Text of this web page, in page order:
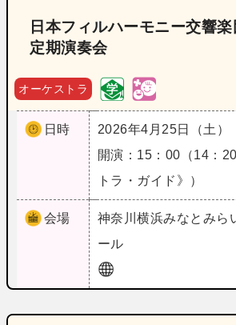
日本フィルハーモニー交響
定期演奏会
オーケストラ
日時
2026年4月25日（土）
開演：15：00（14：
トラ・ガイド》）
会場 神奈川横浜みなとみら
ール